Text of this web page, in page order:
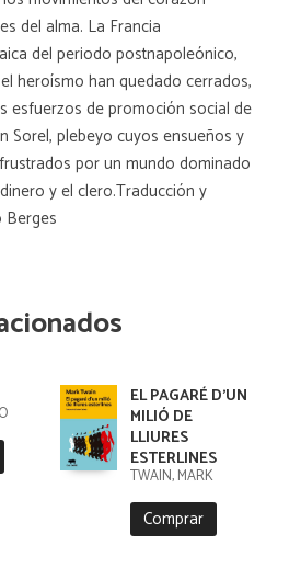
del alma. La Francia
del periodo postnapoleónico,
heroísmo han quedado cerrados,
esfuerzos de promoción social de
Sorel, plebeyo cuyos ensueños y
por un mundo dominado
y el clero.Traducción y
EL PAGARÉ D'UN
MILIÓ DE
LLIURES
ESTERLINES
TWAIN, MARK
Comprar